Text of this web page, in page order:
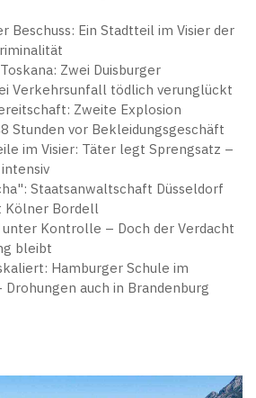
Beschuss: Ein Stadtteil im Visier der
Zwei Duisburger
Verkehrsunfall tödlich verunglückt
Zweite Explosion
Stunden vor Bekleidungsgeschäft
im Visier: Täter legt Sprengsatz –
Staatsanwaltschaft Düsseldorf
Kölner Bordell
Kontrolle – Doch der Verdacht
bleibt
Hamburger Schule im
Drohungen auch in Brandenburg